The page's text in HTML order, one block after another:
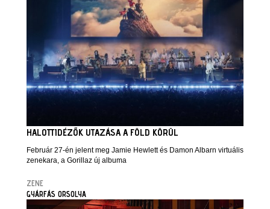
HALOTTIDÉZŐK UTAZÁSA A FÖLD KÖRÜL
Február 27-én jelent meg Jamie Hewlett és Damon Albarn virtuális
zenekara, a Gorillaz új albuma
ZENE
GYÁRFÁS ORSOLYA